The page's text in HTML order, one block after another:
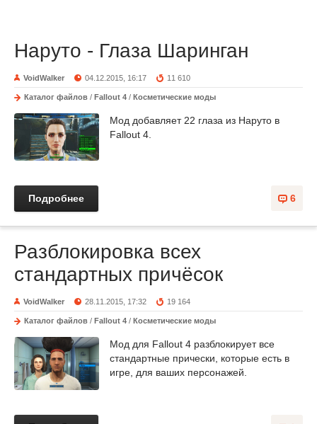
Наруто - Глаза Шаринган
VoidWalker 04.12.2015, 16:17 11 610
Каталог файлов / Fallout 4 / Косметические моды
Мод добавляет 22 глаза из Наруто в
Fallout 4.
6
Подробнее
Разблокировка всех
стандартных причёсок
VoidWalker 28.11.2015, 17:32 19 164
Каталог файлов / Fallout 4 / Косметические моды
Мод для Fallout 4 разблокирует все
стандартные прически, которые есть в
игре, для ваших персонажей.